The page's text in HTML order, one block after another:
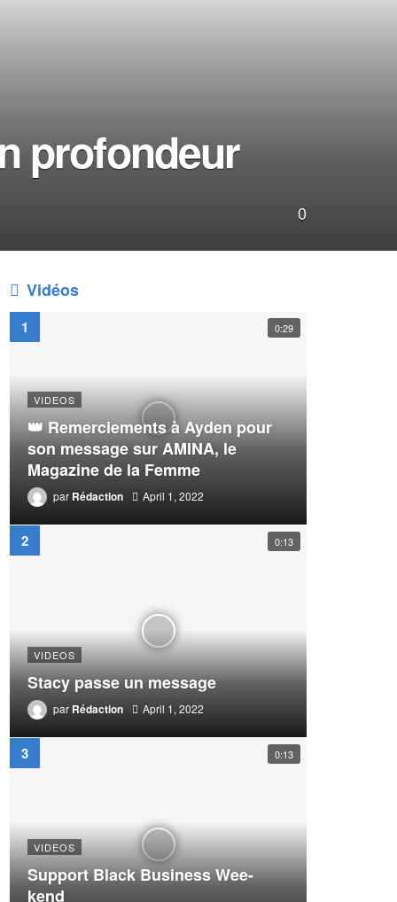
profondeur
0
Vidéos
0:29
VIDEOS
👑 Remerciements à Ayden pour
son message sur AMINA, le
Magazine de la Femme
par Rédaction April 1, 2022
0:13
VIDEOS
Stacy passe un message
par Rédaction April 1, 2022
0:13
VIDEOS
Support Black Business Wee-
kend